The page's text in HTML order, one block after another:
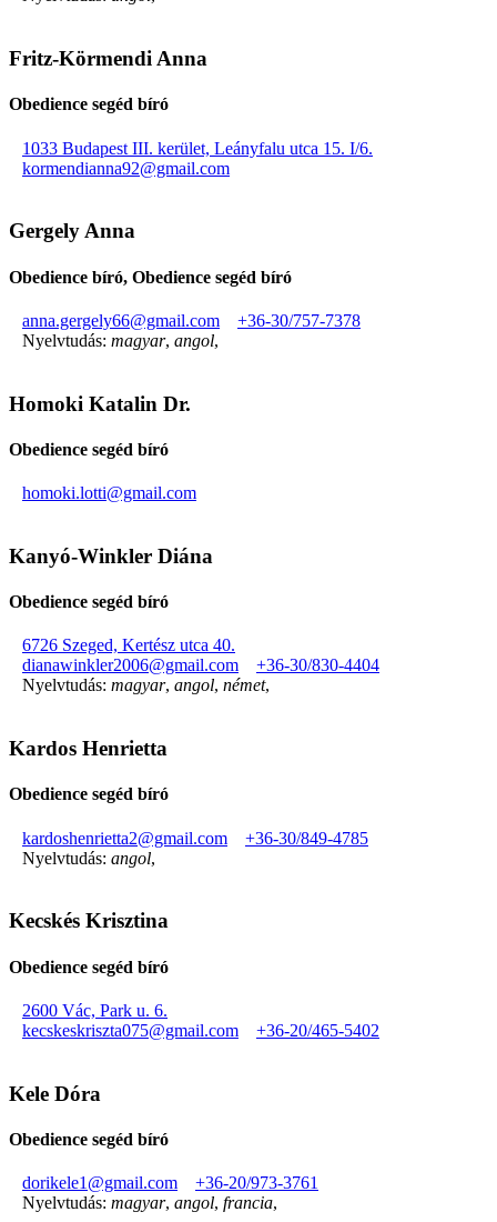
Fritz-Körmendi Anna
Obedience segéd bíró
1033 Budapest III. kerület, Leányfalu utca 15. I/6.
kormendianna92@gmail.com
Gergely Anna
Obedience bíró, Obedience segéd bíró
anna.gergely66@gmail.com
+36-30/757-7378
Nyelvtudás: magyar, angol,
Homoki Katalin Dr.
Obedience segéd bíró
homoki.lotti@gmail.com
Kanyó-Winkler Diána
Obedience segéd bíró
6726 Szeged, Kertész utca 40.
dianawinkler2006@gmail.com
+36-30/830-4404
Nyelvtudás: magyar, angol, német,
Kardos Henrietta
Obedience segéd bíró
kardoshenrietta2@gmail.com
+36-30/849-4785
Nyelvtudás: angol,
Kecskés Krisztina
Obedience segéd bíró
2600 Vác, Park u. 6.
kecskeskriszta075@gmail.com
+36-20/465-5402
Kele Dóra
Obedience segéd bíró
dorikele1@gmail.com
+36-20/973-3761
Nyelvtudás: magyar, angol, francia,